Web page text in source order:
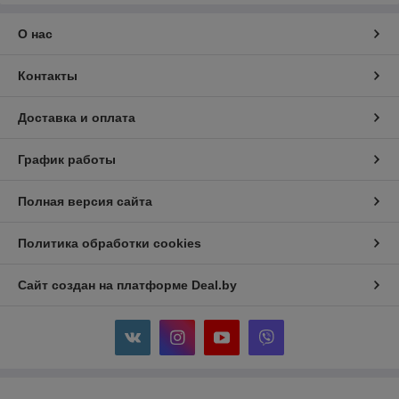
О нас
Контакты
Доставка и оплата
График работы
Полная версия сайта
Политика обработки cookies
Сайт создан на платформе Deal.by